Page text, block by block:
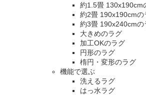
約1.5畳 130x190cm
約2畳 190x190cmの
約3畳 190x240cmの
大きめのラグ
加工OKのラグ
円形のラグ
楕円・変形のラグ
機能で選ぶ
洗えるラグ
はっ水ラグ